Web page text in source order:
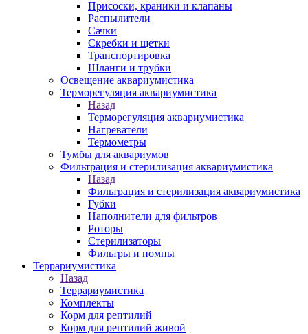
Присоски, краники и клапаны
Распылители
Сачки
Скребки и щетки
Транспортировка
Шланги и трубки
Освещение аквариумистика
Терморегуляция аквариумистика
Назад
Терморегуляция аквариумистика
Нагреватели
Термометры
Тумбы для аквариумов
Фильтрация и стерилизация аквариумистика
Назад
Фильтрация и стерилизация аквариумистика
Губки
Наполнители для фильтров
Роторы
Стерилизаторы
Фильтры и помпы
Террариумистика
Назад
Террариумистика
Комплекты
Корм для рептилий
Корм для рептилий живой